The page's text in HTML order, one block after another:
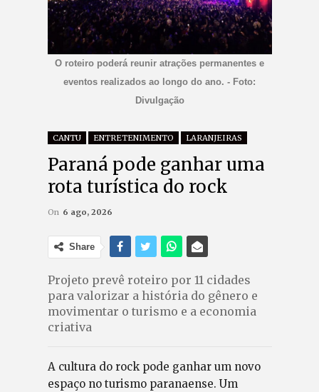
O roteiro poderá reunir atrações permanentes e
eventos realizados ao longo do ano. - Foto:
Divulgação
CANTU ENTRETENIMENTO LARANJEIRAS
Paraná pode ganhar uma
rota turística do rock
On 6 ago, 2026
Share
Projeto prevê roteiro por 11 cidades
para valorizar a história do gênero e
movimentar o turismo e a economia
criativa
A cultura do rock pode ganhar um novo
espaço no turismo paranaense. Um